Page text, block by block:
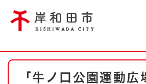
防災・緊急情報 救
本
「牛ノ口公園運動広